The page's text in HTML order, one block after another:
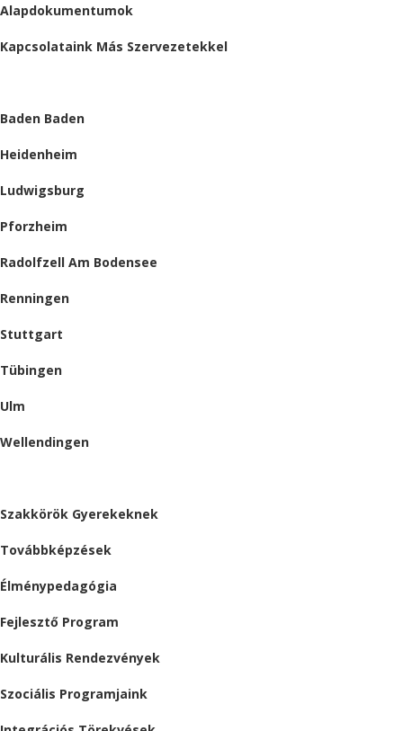
Alapdokumentumok
Kapcsolataink Más Szervezetekkel
Baden Baden
Heidenheim
Ludwigsburg
Pforzheim
Radolfzell Am Bodensee
Renningen
Stuttgart
Tübingen
Ulm
Wellendingen
Szakkörök Gyerekeknek
Továbbképzések
Élménypedagógia
Fejlesztő Program
Kulturális Rendezvények
Szociális Programjaink